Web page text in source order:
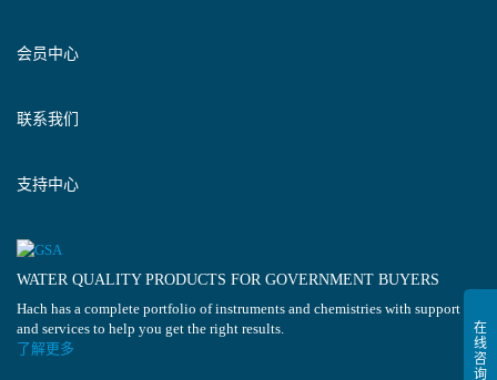
会员中心
联系我们
支持中心
WATER QUALITY PRODUCTS FOR GOVERNMENT BUYERS
Hach has a complete portfolio of instruments and chemistries with support
and services to help you get the right results.
了解更多